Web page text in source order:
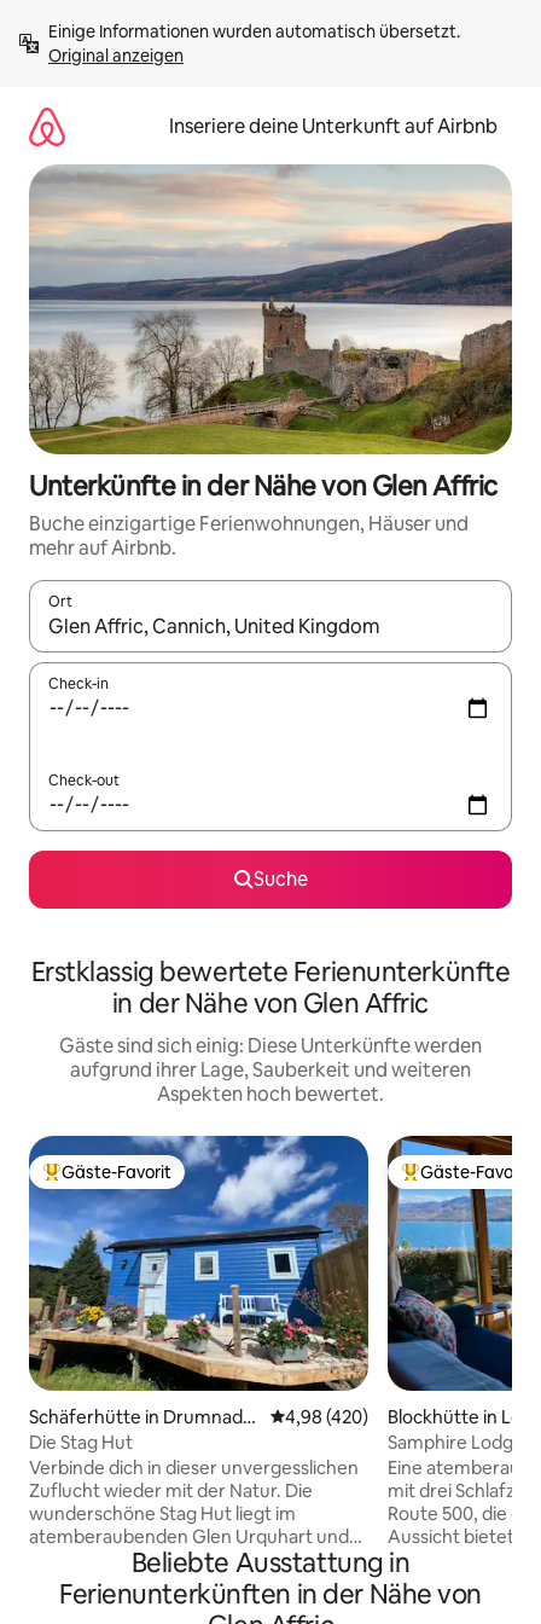
Inhalten
springenOriginal anzeigen
Inseriere deine Unterkunft auf Airbnb
Unterkünfte in der Nähe von Glen Affric
Buche einzigartige Ferienwohnungen, Häuser und
mehr auf Airbnb.
Ort
Wenn Ergebnisse verfügbar sind, navigiere mit den
Check-in
Check-out
Suche
Erstklassig bewertete Ferienunterkünfte
in der Nähe von Glen Affric
Gäste sind sich einig: Diese Unterkünfte werden
aufgrund ihrer Lage, Sauberkeit und weiteren
Aspekten hoch bewertet.
Beliebter Gäste-Favorit.
Gäste-Favorit
Schäferhütte in Drumnadro
chit
Durchschnittliche Bewertung:
4,98 (420)
Die Stag Hut
Verbinde dich in dieser unvergesslichen
Zuflucht wieder mit der Natur. Die
wunderschöne Stag Hut liegt im
atemberaubenden Glen Urquhart und
bietet eine hervorragende Aussicht,
Spazierwege und eine wunderschöne
Landschaft rundherum. Die Hirschhütte
Beliebter Gäste-
Gäste-Favorit
Blockhütte in
Samphire Lodge
atemberaubende
Eine
mit drei
Route 500, die
Aussicht bietet.
befindet sich auf
bietet einen
bis zum Attadale-
Beliebte Ausstattung in
Ferienunterkünften in der Nähe von